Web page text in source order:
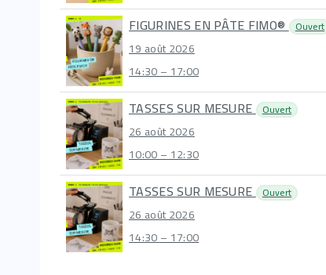
FIGURINES EN PÂTE FIMO® Ouvert
19 août 2026
14:30 – 17:00
TASSES SUR MESURE Ouvert
26 août 2026
10:00 – 12:30
TASSES SUR MESURE Ouvert
26 août 2026
14:30 – 17:00